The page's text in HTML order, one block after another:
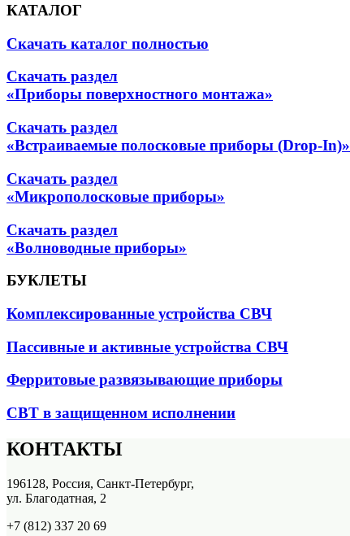
КАТАЛОГ
Скачать каталог полностью
Скачать раздел
«Приборы поверхностного монтажа»
Скачать раздел
«Встраиваемые полосковые приборы (Drop-In)»
Скачать раздел
«Микрополосковые приборы»
Скачать раздел
«Волноводные приборы»
БУКЛЕТЫ
Комплексированные устройства СВЧ
Пассивные и активные устройства СВЧ
Ферритовые развязывающие приборы
СВТ в защищенном исполнении
КОНТАКТЫ
196128, Россия, Санкт-Петербург,
ул. Благодатная, 2
+7 (812) 337 20 69